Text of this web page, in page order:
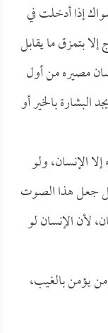
إذا أدخلت في
بتمزق ما يقابل
مصيره من أول
البشارة بالخير أو
الإنسان، ولو
جعل هذا الصوت
لأن الإنسان لو
يؤمن بالغيب،